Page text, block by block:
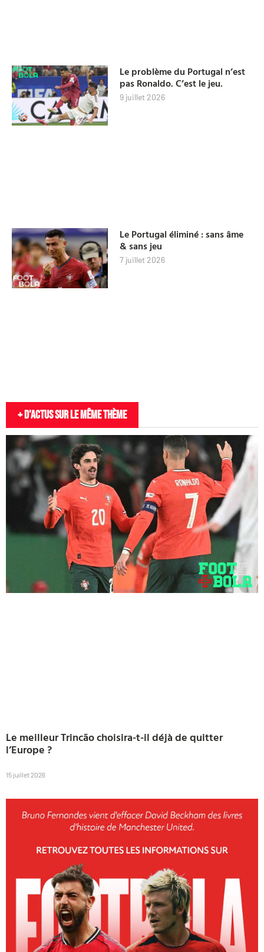
Le problème du Portugal n’est
pas Ronaldo. C’est le jeu.
9 juillet 2026
Le Portugal éliminé : sans âme
& sans jeu
7 juillet 2026
+ D'actus sur le même thème
Le meilleur Trincão choisira-t-il déjà de quitter
l’Europe ?
15 juillet 2026